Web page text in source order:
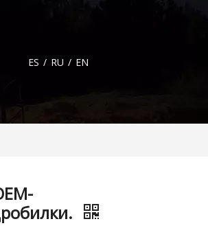
ES / RU / EN